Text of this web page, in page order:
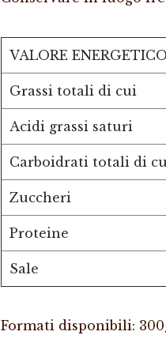
VALORE
Grassi totali di cui
Acidi grassi saturi
Carboidrati totali di
Zuccheri
Proteine
Sale
Formati disponibili: